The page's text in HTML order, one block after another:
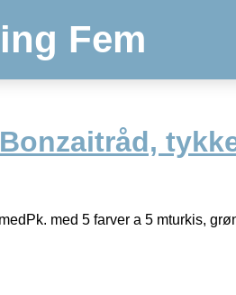
Fem
Bonzaitråd,
med 5 farver a 5 mturkis,